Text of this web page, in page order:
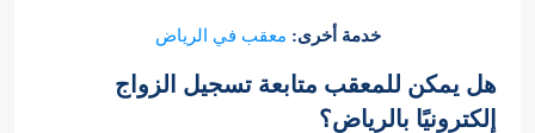
خدمة أخرى: معقب في الرياض
هل يمكن للمعقب متابعة تسجيل الزواج
إلكترونيًا بالرياض؟